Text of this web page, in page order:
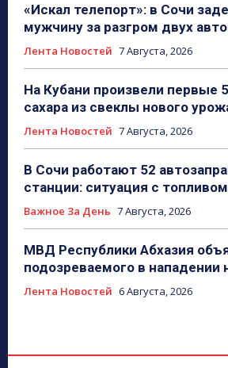
«Искал телепорт»: в Сочи
мужчину за разгром двух
Лента Новостей 7 Августа, 2026
На Кубани произвели первые
сахара из свеклы нового
Лента Новостей 7 Августа, 2026
В Сочи работают 52
станции: ситуация с
Важное За День 7 Августа, 2026
МВД Республики Абхазия
подозреваемого в нападении
Лента Новостей 6 Августа, 2026